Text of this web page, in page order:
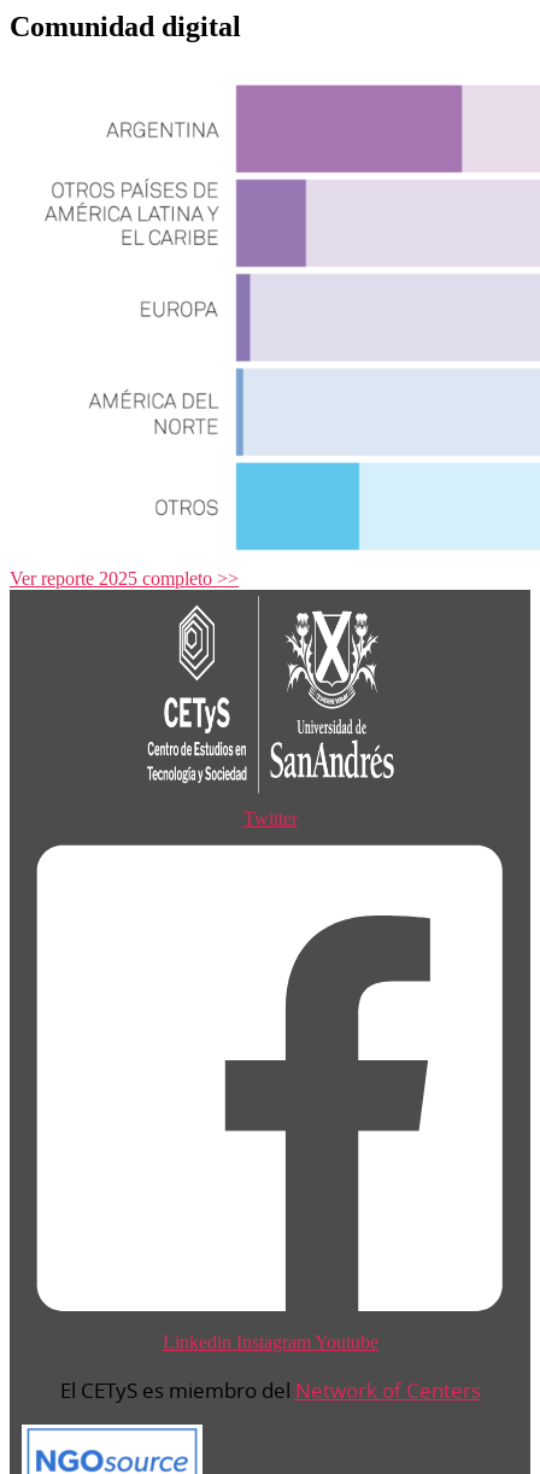
Comunidad digital
Ver reporte 2025 completo >>
Twitter
Linkedin Instagram Youtube
El CETyS es miembro del Network of Centers